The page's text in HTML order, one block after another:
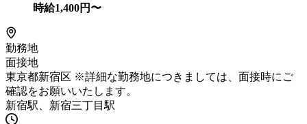
時給1,400円〜
勤務地
面接地
東京都新宿区 ※詳細な勤務地につきましては、面接時にご
確認をお願いいたします。
新宿駅、新宿三丁目駅